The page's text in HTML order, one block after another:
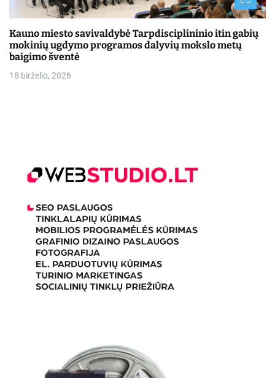
Kauno miesto savivaldybė Tarpdisciplininio itin gabių
mokinių ugdymo programos dalyvių mokslo metų
baigimo šventė
18 birželio, 2026